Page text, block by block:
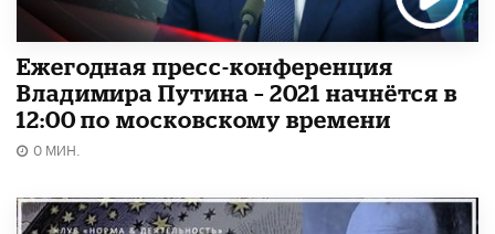
Ежегодная пресс-конференция
Владимира Путина – 2021 начнётся в
12:00 по московскому времени
0 МИН.